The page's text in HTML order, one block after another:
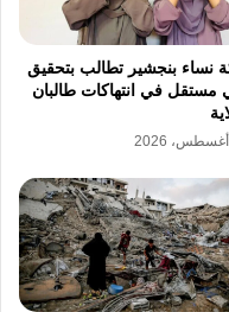
من جروح
دون تقديم
كما أشارت إلى
التي تستخدمها
وتسييرهم إلى
فيها السلطات
متن دراجة نارية
نساء بنجشير تطالب بتحقيق
مستقل في انتهاكات طالبان